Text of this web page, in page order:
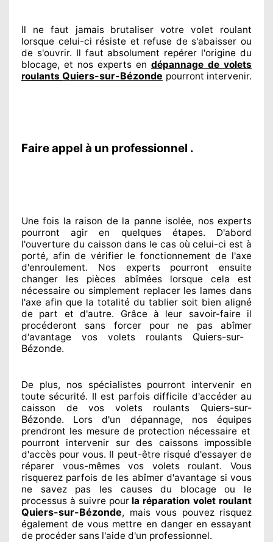
Il ne faut jamais brutaliser votre volet roulant
lorsque celui-ci résiste et refuse de s'abaisser ou
de s'ouvrir. Il faut absolument repérer l'origine du
blocage, et nos experts en dépannage de volets
roulants Quiers-sur-Bézonde pourront intervenir.
Faire appel à un professionnel .
Une fois la raison de la panne isolée, nos experts
pourront agiren quelques étapes. D'abord
l'ouverture du caisson dans le cas où celui-ci est à
porté, afin de vérifier le fonctionnement de l'axe
d'enroulement. Nos expertspourront ensuite
changer les pièces abîméeslorsque cela est
nécessaire ou simplement replacerles lames dans
l'axe afin que la totalité du tablier soit bien aligné
de part et d'autre. Grâce à leur savoir-faireil
procéderont sans forcer pour ne pas abîmer
d'avantage vos volets roulants Quiers-sur-
Bézonde.
De plus, nos spécialistespourront intervenir en
toute sécurité. Il est parfois difficile d'accéder au
caisson de vos volets roulants Quiers-sur-
Bézonde. Lors d'un dépannage, nos équipes
prendront les mesure de protection nécessaire et
pourront intervenir sur des caissons impossible
d'accès pour vous. Il peut-être risquéd'essayer de
réparer vous-mêmes vos volets roulant. Vous
risquerez parfois de les abîmerd'avantage si vous
ne savezpas les causes du blocage ou le
processus à suivre pour la réparation volet roulant
Quiers-sur-Bézonde, mais vous pouvez risquez
également de vous mettre en danger en essayant
de procéder sans l'aide d'un professionnel.